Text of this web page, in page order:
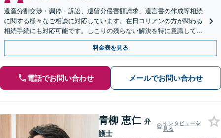
遺産分割交渉・調停・訴訟、遺留分侵害額請求、遺言書の作成等相続
に関する様々なご相談に対応しています。在日コリアンの方が関わる
相続手続にも対応可能です。しこりの残らない解決を特に意識してい
ます。【新静岡駅10分】
料金表を見る
電話でお問い合わせ メールでお問い合わせ
青柳 恵仁 弁
護士
インタビューを
見る